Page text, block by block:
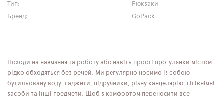
Тип:
Рюкзаки
Бренд:
GoPack
Походи на навчання та роботу або навіть прості прогулянки містом
рідко обходяться без речей. Ми регулярно носимо із собою
бутильовану воду, гаджети, підручники, різну канцелярію, гігієнічні
засоби та інші предмети. Щоб з комфортом переносити все